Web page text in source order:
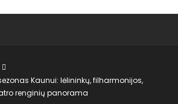
Kaunui: lėlininkų, filharmonijos,
renginių panorama